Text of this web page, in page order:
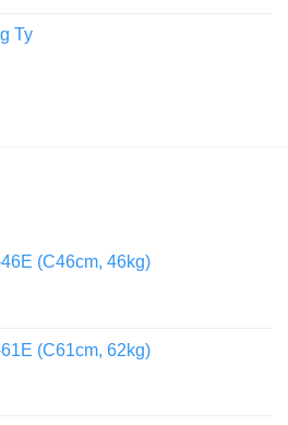
Ty
(C46cm, 46kg)
(C61cm, 62kg)